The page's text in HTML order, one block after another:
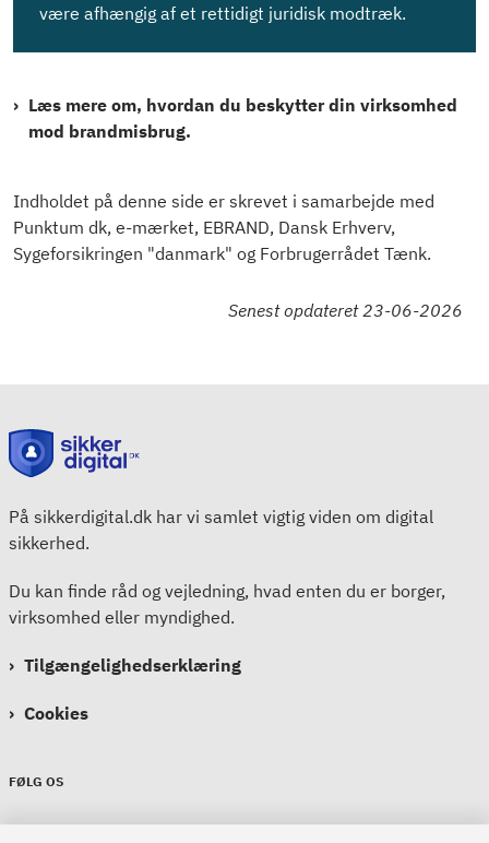
være afhængig af et rettidigt juridisk modtræk.
Læs mere om, hvordan du beskytter din virksomhed
mod brandmisbrug.
Indholdet på denne side er skrevet i samarbejde med
Punktum dk, e-mærket, EBRAND, Dansk Erhverv,
Sygeforsikringen "danmark" og Forbrugerrådet Tænk.
Senest opdateret 23-06-2026
På sikkerdigital.dk har vi samlet vigtig viden om digital
sikkerhed.
Du kan finde råd og vejledning, hvad enten du er borger,
virksomhed eller myndighed.
Tilgængelighedserklæring
Cookies
FØLG OS